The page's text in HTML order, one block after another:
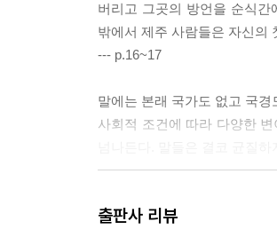
버리고 그곳의 방언을 순식
밖에서 제주 사람들은 자신의
--- p.16~17
말에는 본래 국가도 없고 국
사회적 조건에 따라 다양한
의 구도가 숨어 있다. 그리고
출판사 리뷰